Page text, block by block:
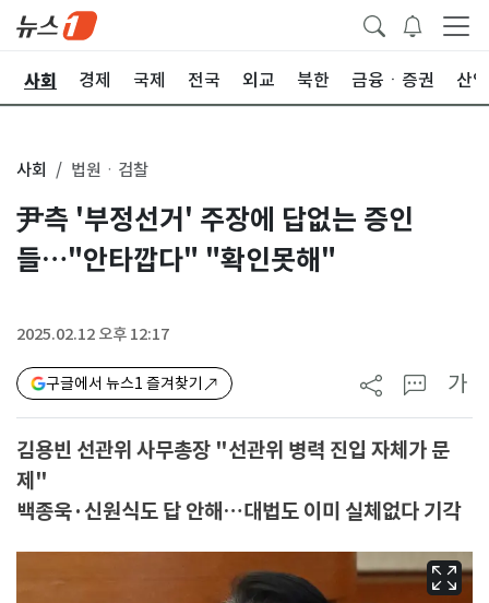
사회 경제 국제 전국 외교 북한 금융ㆍ증권 산업
사회 법원ㆍ검찰
尹측 '부정선거' 주장에 답없는 증인
들…"안타깝다" "확인못해"
2025.02.12 오후 12:17
구글에서 뉴스1 즐겨찾기 가
김용빈 선관위 사무총장 "선관위 병력 진입 자체가 문
제"
백종욱·신원식도 답 안해…대법도 이미 실체없다 기각